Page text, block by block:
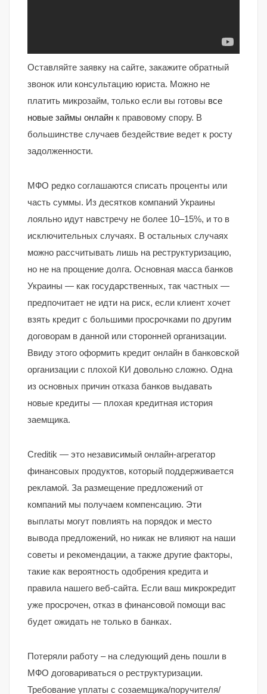
Оставляйте заявку на сайте, закажите обратный
звонок или консультацию юриста. Можно не
платить микрозайм, только если вы готовы все
новые займы онлайн к правовому спору. В
большинстве случаев бездействие ведет к росту
задолженности.
МФО редко соглашаются списать проценты или
часть суммы. Из десятков компаний Украины
лояльно идут навстречу не более 10–15%, и то в
исключительных случаях. В остальных случаях
можно рассчитывать лишь на реструктуризацию,
но не на прощение долга. Основная масса банков
Украины — как государственных, так частных —
предпочитает не идти на риск, если клиент хочет
взять кредит с большими просрочками по другим
договорам в данной или сторонней организации.
Ввиду этого оформить кредит онлайн в банковской
организации с плохой КИ довольно сложно. Одна
из основных причин отказа банков выдавать
новые кредиты — плохая кредитная история
заемщика.
Creditik — это независимый онлайн-агрегатор
финансовых продуктов, который поддерживается
рекламой. За размещение предложений от
компаний мы получаем компенсацию. Эти
выплаты могут повлиять на порядок и место
вывода предложений, но никак не влияют на наши
советы и рекомендации, а также другие факторы,
такие как вероятность одобрения кредита и
правила нашего веб-сайта. Если ваш микрокредит
уже просрочен, отказ в финансовой помощи вас
будет ожидать не только в банках.
Потеряли работу – на следующий день пошли в
МФО договариваться о реструктуризации.
Требование уплаты с созаемщика/поручителя/